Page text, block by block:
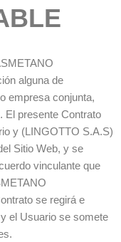
alguna de
empresa conjunta,
El presente Contrato
y (LINGOTTO S.A.S)
Sitio Web, y se
vinculante que
se regirá e
el Usuario se somete